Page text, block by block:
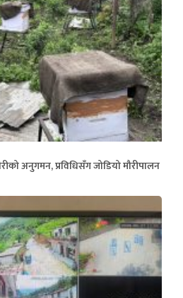
अनुगमन, प्रविधिसँग जोडियो मौरीपालन